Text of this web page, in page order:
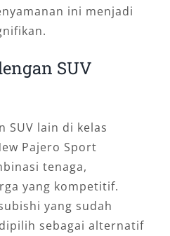
ini menjadi
SUV
SUV lain di kelas
Pajero Sport
tenaga,
yang kompetitif.
yang sudah
sebagai alternatif